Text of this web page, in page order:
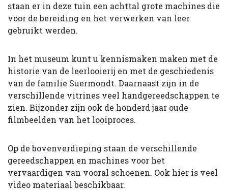
staan er in deze tuin een achttal grote machines die
voor de bereiding en het verwerken van leer
gebruikt werden.
In het museum kunt u kennismaken maken met de
historie van de leerlooierij en met de geschiedenis
van de familie Suermondt. Daarnaast zijn in de
verschillende vitrines veel handgereedschappen te
zien. Bijzonder zijn ook de honderd jaar oude
filmbeelden van het looiproces.
Op de bovenverdieping staan de verschillende
gereedschappen en machines voor het
vervaardigen van vooral schoenen. Ook hier is veel
video materiaal beschikbaar.